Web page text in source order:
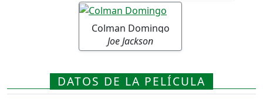
Colman Domingo
Joe Jackson
DATOS DE LA PELÍCULA